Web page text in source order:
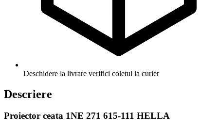
Deschidere la livrare verifici coletul la curier
Descriere
Proiector ceata 1NE 271 615-111 HELLA